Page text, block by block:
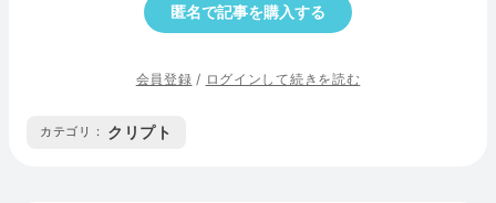
匿名で記事を購入する
会員登録 / ログインして続きを読む
カテゴリ : クリプト